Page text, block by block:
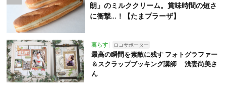
朗」のミルククリーム。賞味時間の短さ
に衝撃…！【たまプラーザ】
暮らす ロコサポーター
最高の瞬間を素敵に残す フォトグラファー
＆スクラップブッキング講師 浅妻尚美さ
ん